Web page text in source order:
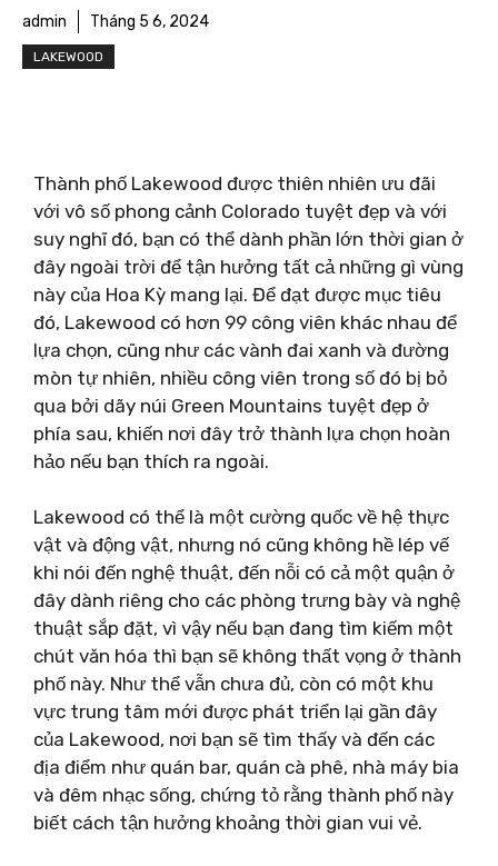
admin Tháng 5 6, 2024
LAKEWOOD
Thành phố Lakewood được thiên nhiên ưu đãi
với vô số phong cảnh Colorado tuyệt đẹp và với
suy nghĩ đó, bạn có thể dành phần lớn thời gian ở
đây ngoài trời để tận hưởng tất cả những gì vùng
này của Hoa Kỳ mang lại. Để đạt được mục tiêu
đó, Lakewood có hơn 99 công viên khác nhau để
lựa chọn, cũng như các vành đai xanh và đường
mòn tự nhiên, nhiều công viên trong số đó bị bỏ
qua bởi dãy núi Green Mountains tuyệt đẹp ở
phía sau, khiến nơi đây trở thành lựa chọn hoàn
hảo nếu bạn thích ra ngoài.
Lakewood có thể là một cường quốc về hệ thực
vật và động vật, nhưng nó cũng không hề lép vế
khi nói đến nghệ thuật, đến nỗi có cả một quận ở
đây dành riêng cho các phòng trưng bày và nghệ
thuật sắp đặt, vì vậy nếu bạn đang tìm kiếm một
chút văn hóa thì bạn sẽ không thất vọng ở thành
phố này. Như thể vẫn chưa đủ, còn có một khu
vực trung tâm mới được phát triển lại gần đây
của Lakewood, nơi bạn sẽ tìm thấy và đến các
địa điểm như quán bar, quán cà phê, nhà máy bia
và đêm nhạc sống, chứng tỏ rằng thành phố này
biết cách tận hưởng khoảng thời gian vui vẻ.